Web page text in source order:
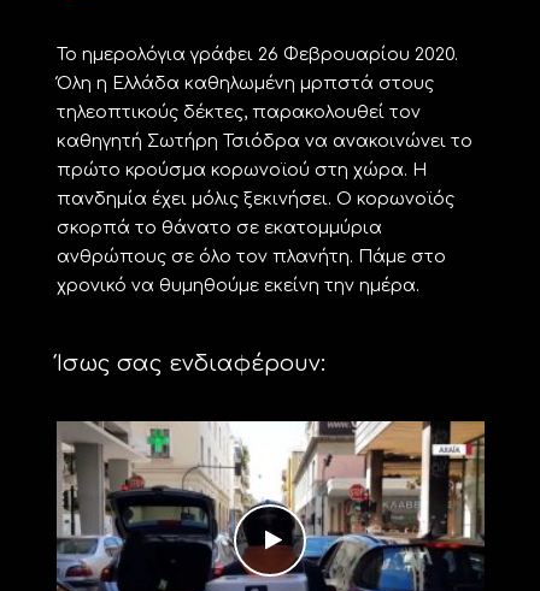
Το ημερολόγια γράφει 26 Φεβρουαρίου 2020.
Όλη η Ελλάδα καθηλωμένη μρπστά στους
τηλεοπτικούς δέκτες, παρακολουθεί τον
καθηγητή Σωτήρη Τσιόδρα να ανακοινώνει το
πρώτο κρούσμα κορωνοϊού στη χώρα. Η
πανδημία έχει μόλις ξεκινήσει. Ο κορωνοϊός
σκορπά το θάνατο σε εκατομμύρια
ανθρώπους σε όλο τον πλανήτη. Πάμε στο
χρονικό να θυμηθούμε εκείνη την ημέρα.
Ίσως σας ενδιαφέρουν: